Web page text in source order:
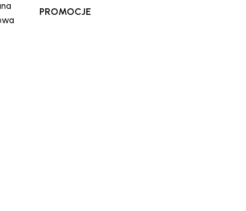
PROMOCJE